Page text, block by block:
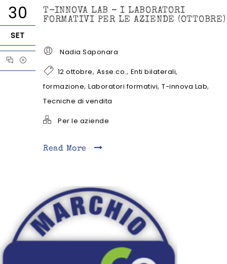
30
SET
T-INNOVA LAB – I LABORATORI
FORMATIVI PER LE AZIENDE (OTTOBRE)
Nadia Saponara
12 ottobre, Asse.co., Enti bilaterali,
formazione, Laboratori formativi, T-innova Lab,
Tecniche di vendita
Per le aziende
Read More